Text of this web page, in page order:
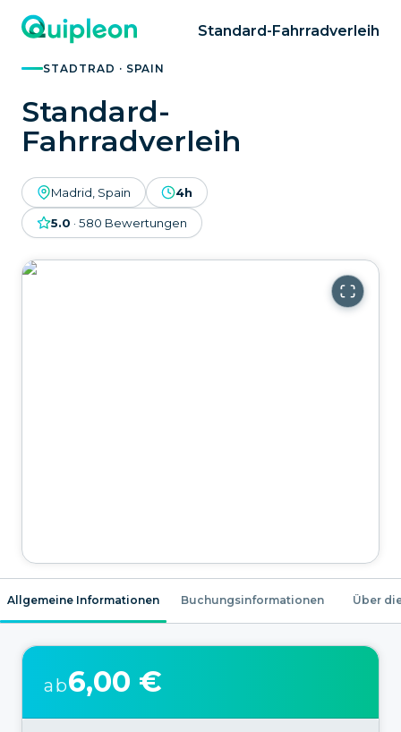
Standard-Fahrradverleih
STADTRAD · SPAIN
Standard-
Fahrradverleih
Madrid, Spain 4h
5.0 · 580 Bewertungen
Allgemeine Informationen Buchungsinformationen Über
ab6,00 €